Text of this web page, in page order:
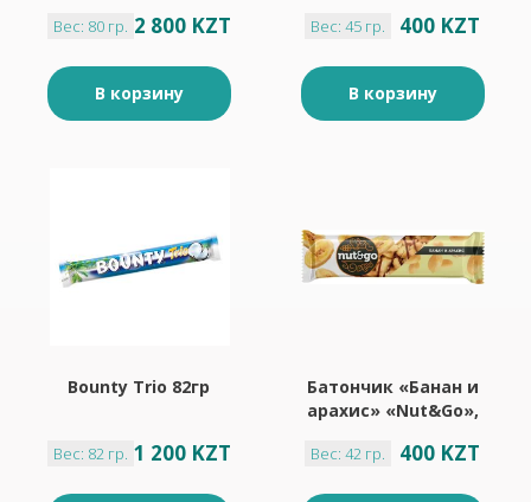
Вес: 80 гр. 2 800 KZT
В корзину
дробленым
Вес: 45 гр. 400 KZT
В корзину
Bounty Trio 82гр
Вес: 82 гр. 1 200 KZT
Батончик «Банан и
арахис» «Nut&Go»,
Вес: 42 гр. 400 KZT